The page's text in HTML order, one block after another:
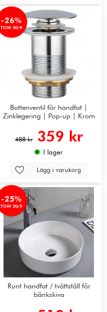
-26%
TOM 30/9
Bottenventil för handfat |
Zinklegering | Pop-up | Krom
488 kr 359 kr
I lager
Lägg i varukorg
-25%
TOM 30/9
Runt handfat / tvättställ för
bänkskiva